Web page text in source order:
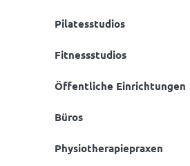
Pilatesstudios
Fitnessstudios
Öffentliche Einrichtungen
Büros
Physiotherapiepraxen